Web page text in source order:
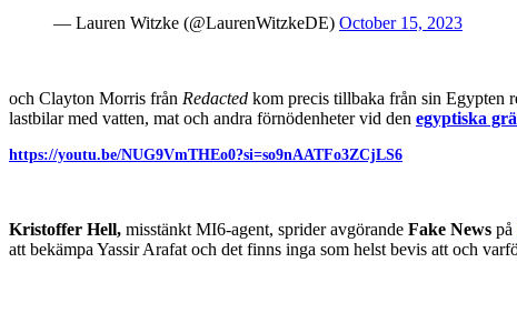
— Lauren Witzke (@LaurenWitzkeDE) October 15, 2023
och Clayton Morris från Redacted kom precis tillbaka från sin Egypten
lastbilar med vatten, mat och andra förnödenheter vid den egyptiska
https://youtu.be/NUG9VmTHEo0?si=so9nAATFo3ZCjLS6
Kristoffer Hell, misstänkt MI6-agent, sprider avgörande Fake News på
att bekämpa Yassir Arafat och det finns inga som helst bevis att och